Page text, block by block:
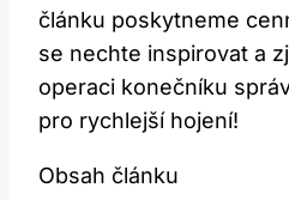
článku poskytneme
se nechte inspirovat a
operaci konečníku
pro rychlejší hojení!
Obsah článku